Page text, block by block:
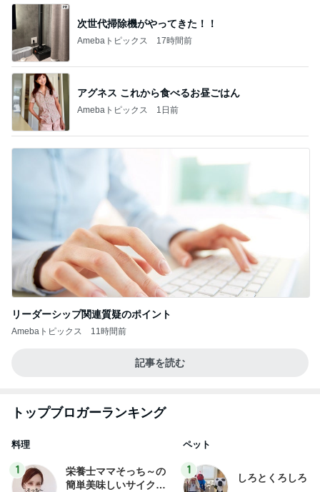
次世代掃除機がやってきた！！
Amebaトピックス 17時間前
アグネス これから食べるお昼ごはん
Amebaトピックス 1日前
リーダーシップ関連質疑のポイント
Amebaトピックス 11時間前
記事を読む
トップブロガーランキング
料理
1
栄養士ママそっち～の
簡単美味しいサイクル
ペット
1
しろとくろしろ